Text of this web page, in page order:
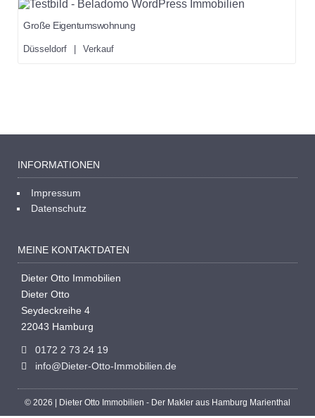
Große Eigentumswohnung
Düsseldorf Verkauf
INFORMATIONEN
Impressum
Datenschutz
MEINE KONTAKTDATEN
Dieter Otto Immobilien
Dieter Otto
Seydeckreihe 4
22043 Hamburg
0172 2 73 24 19
info@Dieter-Otto-Immobilien.de
© 2026 | Dieter Otto Immobilien - Der Makler aus Hamburg Marienthal